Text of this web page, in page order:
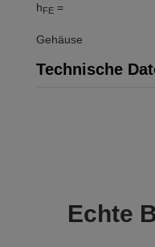
hFE =
Gehäuse
Technische
Echte